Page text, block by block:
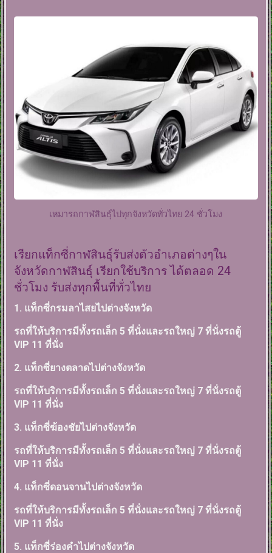
เหมารถกาฬสินธุ์ไปทุกจังหวัดทั่วไทย 24 ชั่วโมง
เรียกแท็กซี่กาฬสินธุ์รับส่งตัวอำเภอต่างๆใน
จังหวัดกาฬสินธุ์ เรียกใช้บริการ ได้ตลอด 24
ชั่วโมง รับส่งทุกพื้นที่ทั่วไทย
1. แท็กซี่กรมลาไสยไปต่างจังหวัด
รถที่ให้บริการมีทั้งรถเล็ก 5 ที่นั่งและรถใหญ่ 7 ที่นั่งรถตู้
VIP 11 ที่นั่ง
2. แท็กซี่ยางตลาดไปต่างจังหวัด
รถที่ให้บริการมีทั้งรถเล็ก 5 ที่นั่งและรถใหญ่ 7 ที่นั่งรถตู้
VIP 11 ที่นั่ง
3. แท็กซี่ฆ้องชัยไปต่างจังหวัด
รถที่ให้บริการมีทั้งรถเล็ก 5 ที่นั่งและรถใหญ่ 7 ที่นั่งรถตู้
VIP 11 ที่นั่ง
4. แท็กซี่ดอนจานไปต่างจังหวัด
รถที่ให้บริการมีทั้งรถเล็ก 5 ที่นั่งและรถใหญ่ 7 ที่นั่งรถตู้
VIP 11 ที่นั่ง
5. แท็กซี่ร่องคำไปต่างจังหวัด